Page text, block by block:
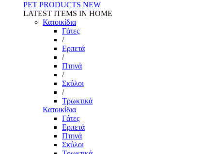
PET PRODUCTS NEW
LATEST ITEMS IN HOME
Κατοικίδια
Γάτες
/
Ερπετά
/
Πτηνά
/
Σκύλοι
/
Τρωκτικά
Κατοικίδια
Γάτες
Ερπετά
Πτηνά
Σκύλοι